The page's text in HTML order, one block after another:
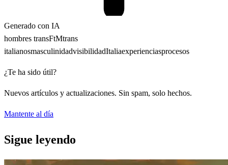
Generado con IA
hombres transFtMtrans
italianosmasculinidadvisibilidadItaliaexperienciasprocesos
¿Te ha sido útil?
Nuevos artículos y actualizaciones. Sin spam, solo hechos.
Mantente al día
Sigue leyendo